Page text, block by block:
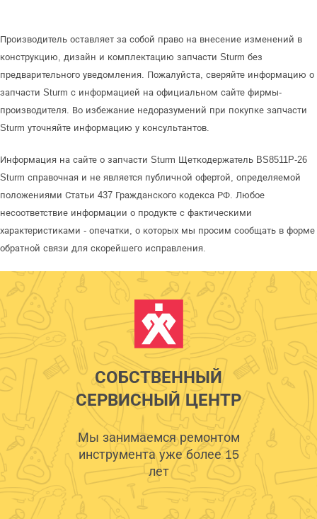
Производитель оставляет за собой право на внесение изменений в
конструкцию, дизайн и комплектацию запчасти Sturm без
предварительного уведомления. Пожалуйста, сверяйте информацию о
запчасти Sturm с информацией на официальном сайте фирмы-
производителя. Во избежание недоразумений при покупке запчасти
Sturm уточняйте информацию у консультантов.
Информация на сайте о запчасти Sturm Щеткодержатель BS8511P-26
Sturm справочная и не является публичной офертой, определяемой
положениями Статьи 437 Гражданского кодекса РФ. Любое
несоответствие информации о продукте с фактическими
характеристиками - опечатки, о которых мы просим сообщать в форме
обратной связи для скорейшего исправления.
СОБСТВЕННЫЙ
СЕРВИСНЫЙ ЦЕНТР
Мы занимаемся ремонтом
инструмента уже более 15
лет